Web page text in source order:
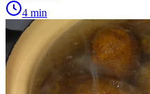
4 min